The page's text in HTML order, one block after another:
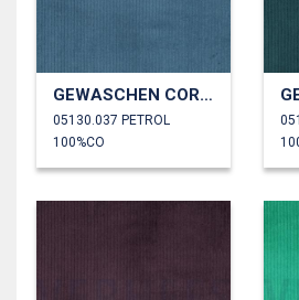
GEWASCHEN CORD 4.5W
05130.037 PETROL
100%CO